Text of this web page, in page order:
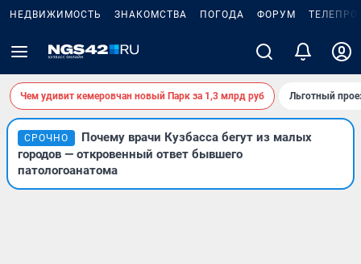
НЕДВИЖИМОСТЬ ЗНАКОМСТВА ПОГОДА ФОРУМ
Чем удивит кемеровчан новый Парк за 1,3 млрд руб Льготный
СРОЧНО
Почему врачи Кузбасса бегут из малых
городов — откровенный ответ бывшего
патологоанатома